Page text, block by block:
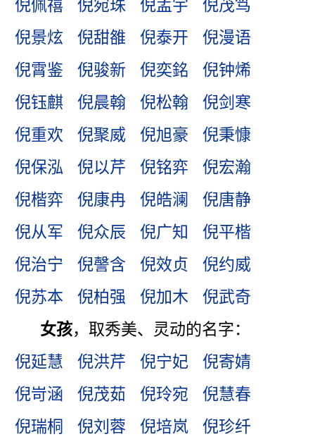
倪佩禧
倪宛珠 倪孟宇
倪茂笃
倪景炫
倪甜雒 倪泰开
倪漫语
倪霄鉴
倪骏新 倪奕銘
倪钟烯
倪钰麒
倪晨翰 倪松翰
倪剑寒
倪重欢
倪聚威 倪旭豪
倪秉慷
倪保泓
倪以芹 倪铭弈
倪宏瀚
倪楷弈
倪康冉 倪皓澜
倪唐静
倪从军
倪众辰 倪广知
倪平楷
倪治宁
倪謦含 倪效贞
倪约威
倪苏本
倪柏强 倪加木
倪武奇
女孩，取秀美、灵动的名字：
倪延慧
倪洪芹 倪宁妃
倪寄婧
倪岢涵
倪茂茹 倪玲宛
倪慧春
倪瑞桐
倪刘蓉 倪培岚
倪珍纤